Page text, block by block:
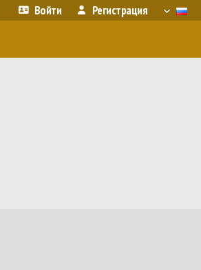
Войти Регистрация